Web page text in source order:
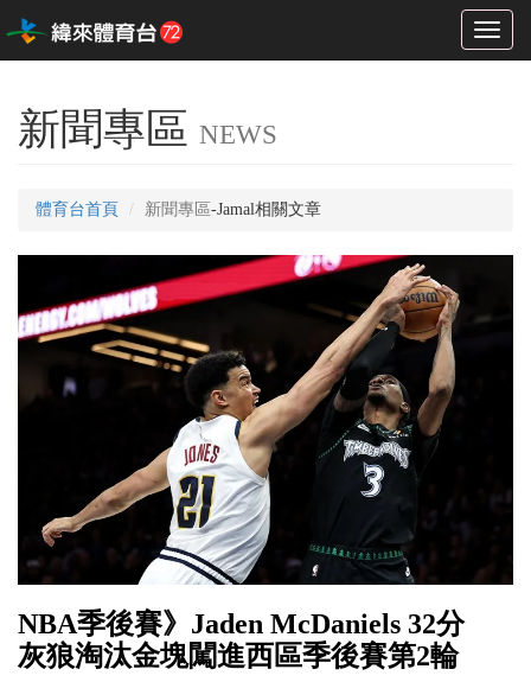
Toggle
新聞專區 NEWS
體育台首頁 新聞專區-Jamal相關文章
NBA季後賽》Jaden McDaniels 32分
灰狼淘汰金塊闖進西區季後賽第2輪